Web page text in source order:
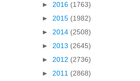
► 2016 (1763)
► 2015 (1982)
► 2014 (2508)
► 2013 (2645)
► 2012 (2736)
► 2011 (2868)